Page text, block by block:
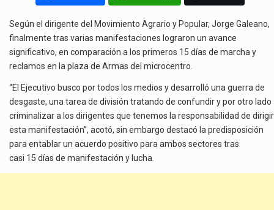
Según el dirigente del Movimiento Agrario y Popular, Jorge Galeano,
finalmente tras varias manifestaciones lograron un avance
significativo, en comparación a los primeros 15 días de marcha y
reclamos en la plaza de Armas del microcentro.
“El Ejecutivo busco por todos los medios y desarrolló una guerra de
desgaste, una tarea de división tratando de confundir y por otro lado
criminalizar a los dirigentes que tenemos la responsabilidad de dirigir
esta manifestación”, acotó, sin embargo destacó la predisposición
para entablar un acuerdo positivo para ambos sectores tras
casi 15 días de manifestación y lucha.